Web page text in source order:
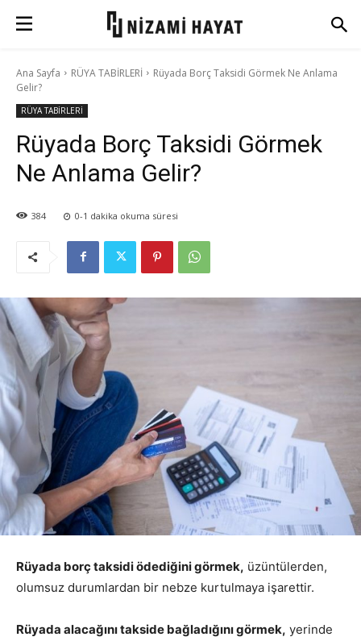
Ana Sayfa RÜYA TABİRLERİ
Rüyada Borç Taksidi Görmek Ne Anlama
Gelir?
RÜYA TABİRLERİ
Rüyada Borç Taksidi Görmek
Ne Anlama Gelir?
384 0-1 dakika okuma süresi
Rüyada borç taksidi ödediğini görmek, üzüntülerden,
olumsuz durumlardan bir nebze kurtulmaya işarettir.
Rüyada alacağını takside bağladığını görmek, yerinde